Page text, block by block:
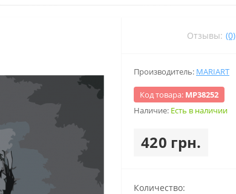
Отзывы: (0)
Производитель: MARIART
Код товара: МР38252
Наличие: Есть в наличии
420 грн.
Количество: